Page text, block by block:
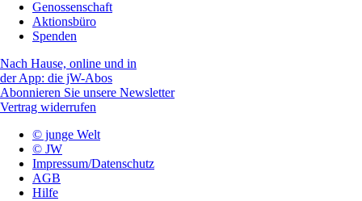
Genossenschaft
Aktionsbüro
Spenden
Nach Hause, online und in
der App: die jW-Abos
Abonnieren Sie unsere Newsletter
Vertrag widerrufen
© junge Welt
© JW
Impressum/Datenschutz
AGB
Hilfe